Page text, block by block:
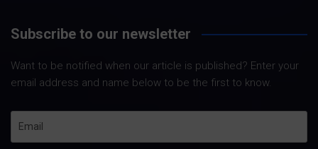
Subscribe to our newsletter
Want to be notified when our article is published? Enter your
email address and name below to be the first to know.